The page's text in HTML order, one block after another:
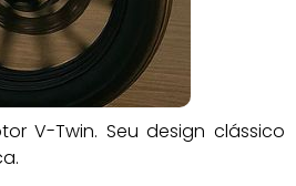
V-Twin. Seu design clássico